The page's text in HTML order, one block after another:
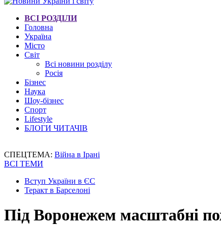
ВСІ РОЗДІЛИ
Головна
Україна
Місто
Світ
Всі новини розділу
Росія
Бізнес
Наука
Шоу-бізнес
Спорт
Lifestyle
БЛОГИ ЧИТАЧІВ
СПЕЦТЕМА: Війна в Ірані
ВСІ ТЕМИ
Вступ України в ЄС
Теракт в Барселоні
Під Воронежем масштабні